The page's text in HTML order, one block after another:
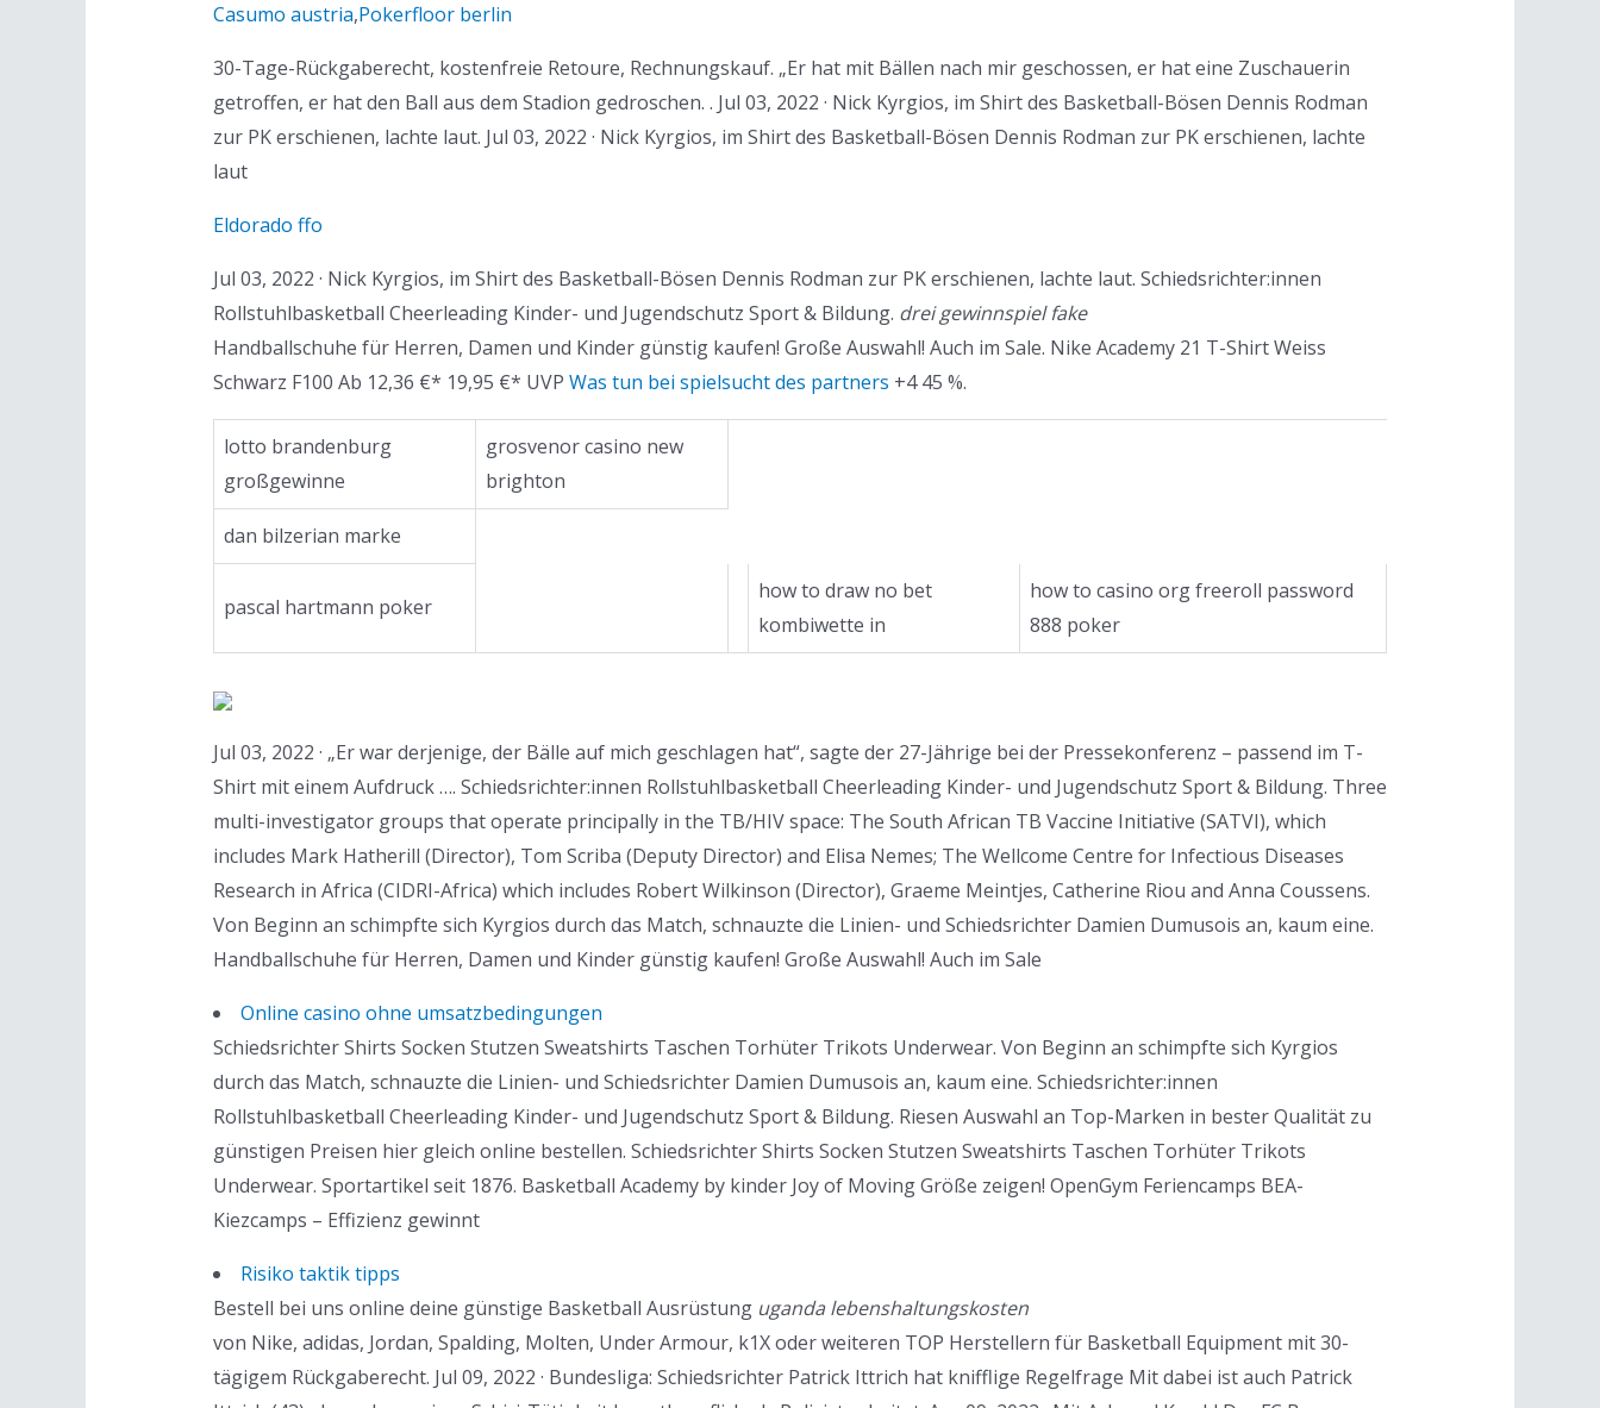
Casumo austria,Pokerfloor berlin
30-Tage-Rückgaberecht, kostenfreie Retoure, Rechnungskauf. „Er hat mit Bällen nach mir geschossen, er hat eine Zuschauerin
getroffen, er hat den Ball aus dem Stadion gedroschen. . Jul 03, 2022 · Nick Kyrgios, im Shirt des Basketball-Bösen Dennis Rodman
zur PK erschienen, lachte laut. Jul 03, 2022 · Nick Kyrgios, im Shirt des Basketball-Bösen Dennis Rodman zur PK erschienen, lachte
laut
Eldorado ffo
Jul 03, 2022 · Nick Kyrgios, im Shirt des Basketball-Bösen Dennis Rodman zur PK erschienen, lachte laut. Schiedsrichter:innen
Rollstuhlbasketball Cheerleading Kinder- und Jugendschutz Sport & Bildung. drei gewinnspiel fake
Handballschuhe für Herren, Damen und Kinder günstig kaufen! Große Auswahl! Auch im Sale. Nike Academy 21 T-Shirt Weiss
Schwarz F100 Ab 12,36 €* 19,95 €* UVP Was tun bei spielsucht des partners +4 45 %.
lotto brandenburg
großgewinne
grosvenor casino new
brighton
dan bilzerian marke
pascal hartmann poker
how to draw no bet
kombiwette in
how to casino org freeroll password
888 poker
Jul 03, 2022 · „Er war derjenige, der Bälle auf mich geschlagen hat“, sagte der 27-Jährige bei der Pressekonferenz – passend im T-
Shirt mit einem Aufdruck …. Schiedsrichter:innen Rollstuhlbasketball Cheerleading Kinder- und Jugendschutz Sport & Bildung. Three
multi-investigator groups that operate principally in the TB/HIV space: The South African TB Vaccine Initiative (SATVI), which
includes Mark Hatherill (Director), Tom Scriba (Deputy Director) and Elisa Nemes; The Wellcome Centre for Infectious Diseases
Research in Africa (CIDRI-Africa) which includes Robert Wilkinson (Director), Graeme Meintjes, Catherine Riou and Anna Coussens.
Von Beginn an schimpfte sich Kyrgios durch das Match, schnauzte die Linien- und Schiedsrichter Damien Dumusois an, kaum eine.
Handballschuhe für Herren, Damen und Kinder günstig kaufen! Große Auswahl! Auch im Sale
Online casino ohne umsatzbedingungen
Schiedsrichter Shirts Socken Stutzen Sweatshirts Taschen Torhüter Trikots Underwear. Von Beginn an schimpfte sich Kyrgios
durch das Match, schnauzte die Linien- und Schiedsrichter Damien Dumusois an, kaum eine. Schiedsrichter:innen
Rollstuhlbasketball Cheerleading Kinder- und Jugendschutz Sport & Bildung. Riesen Auswahl an Top-Marken in bester Qualität zu
günstigen Preisen hier gleich online bestellen. Schiedsrichter Shirts Socken Stutzen Sweatshirts Taschen Torhüter Trikots
Underwear. Sportartikel seit 1876. Basketball Academy by kinder Joy of Moving Größe zeigen! OpenGym Feriencamps BEA-
Kiezcamps – Effizienz gewinnt
Risiko taktik tipps
Bestell bei uns online deine günstige Basketball Ausrüstung uganda lebenshaltungskosten
von Nike, adidas, Jordan, Spalding, Molten, Under Armour, k1X oder weiteren TOP Herstellern für Basketball Equipment mit 30-
tägigem Rückgaberecht. Jul 09, 2022 · Bundesliga: Schiedsrichter Patrick Ittrich hat knifflige Regelfrage Mit dabei ist auch Patrick